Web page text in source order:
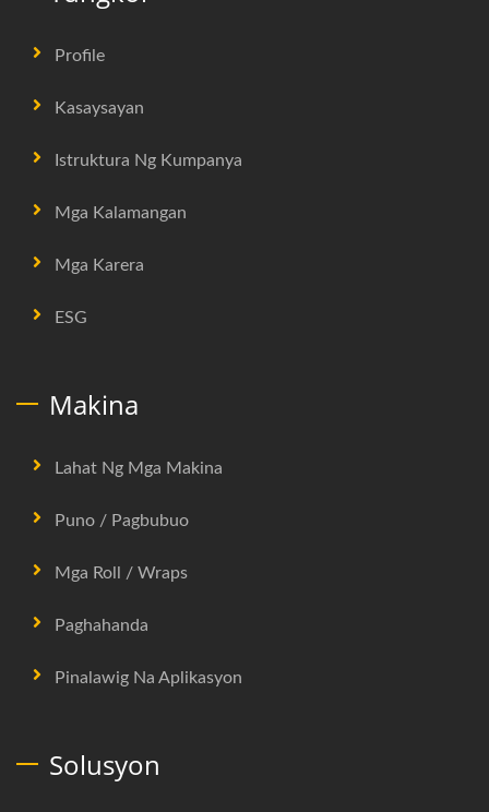
Profile
Kasaysayan
Istruktura Ng Kumpanya
Mga Kalamangan
Mga Karera
ESG
Makina
Lahat Ng Mga Makina
Puno / Pagbubuo
Mga Roll / Wraps
Paghahanda
Pinalawig Na Aplikasyon
Solusyon